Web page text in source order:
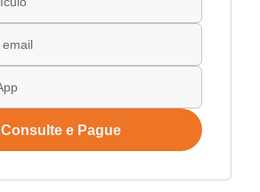
Consulte e Pague